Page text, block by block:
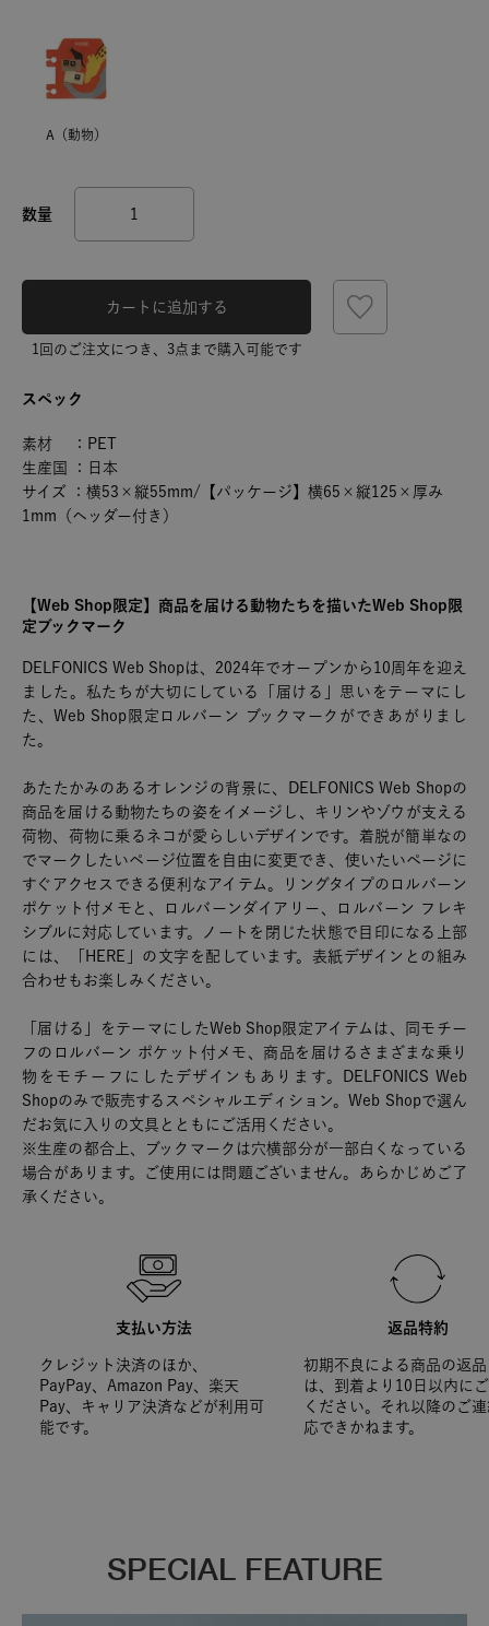
A（動物）
カートに追加する
1回のご注文につき、3点まで購入可能です
スペック
素材 ：PET
生産国 ：日本
サイズ ：横53×縦55mm/【パッケージ】横65×縦125×厚み
1mm（ヘッダー付き）
【Web Shop限定】商品を届ける動物たちを描いたWeb Shop限
定ブックマーク
DELFONICS Web Shopは、2024年でオープンから10周年を迎え
ました。私たちが大切にしている「届ける」思いをテーマにし
た、Web Shop限定ロルバーン ブックマークができあがりまし
た。
あたたかみのあるオレンジの背景に、DELFONICS Web Shopの
商品を届ける動物たちの姿をイメージし、キリンやゾウが支える
荷物、荷物に乗るネコが愛らしいデザインです。着脱が簡単なの
でマークしたいページ位置を自由に変更でき、使いたいページに
すぐアクセスできる便利なアイテム。リングタイプのロルバーン
ポケット付メモと、ロルバーンダイアリー、ロルバーン フレキ
シブルに対応しています。ノートを閉じた状態で目印になる上部
には、「HERE」の文字を配しています。表紙デザインとの組み
合わせもお楽しみください。
「届ける」をテーマにしたWeb Shop限定アイテムは、同モチー
フのロルバーン ポケット付メモ、商品を届けるさまざまな乗り
物をモチーフにしたデザインもあります。DELFONICS Web
Shopのみで販売するスペシャルエディション。Web Shopで選ん
だお気に入りの文具とともにご活用ください。
※生産の都合上、ブックマークは穴横部分が一部白くなっている
場合があります。ご使用には問題ございません。あらかじめご了
承ください。
支払い方法
クレジット決済のほか、
PayPay、Amazon Pay、楽天
Pay、キャリア決済などが利用可
能です。
返品特約
初期不良による商品の返
は、到着より10日以内に
ください。それ以降のご
応できかねます。
SPECIAL FEATURE